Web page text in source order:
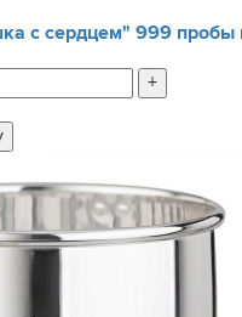
с сердцем" 999 пробы
+